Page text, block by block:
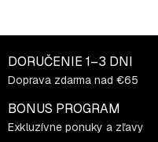
p
i
s
u
DORUČENIE 1–3 DNI
Doprava zdarma nad €65
BONUS PROGRAM
Exkluzívne ponuky a zľavy